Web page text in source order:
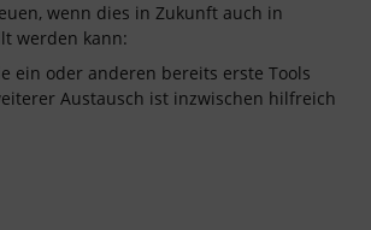
wenn dies in Zukunft auch in
werden kann:
ein oder anderen bereits erste Tools
Austausch ist inzwischen hilfreich